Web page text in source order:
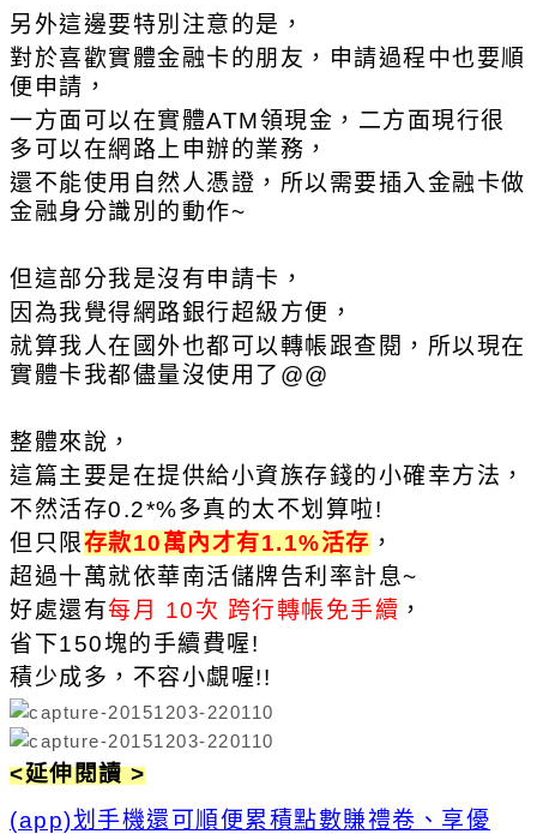
另外這邊要特別注意的是，
對於喜歡實體金融卡的朋友，申請過程中也要順
便申請，
一方面可以在實體ATM領現金，二方面現行很
多可以在網路上申辦的業務，
還不能使用自然人憑證，所以需要插入金融卡做
金融身分識別的動作~
但這部分我是沒有申請卡，
因為我覺得網路銀行超級方便，
就算我人在國外也都可以轉帳跟查閱，所以現在
實體卡我都儘量沒使用了@@
整體來說，
這篇主要是在提供給小資族存錢的小確幸方法，
不然活存0.2*%多真的太不划算啦!
但只限存款10萬內才有1.1%活存 ，
超過十萬就依華南活儲牌告利率計息~
好處還有每月 10次 跨行轉帳免手續 ，
省下150塊的手續費喔!
積少成多，不容小覷喔!!
<延伸閱讀>
(app)划手機還可順便累積點數賺禮卷、享優